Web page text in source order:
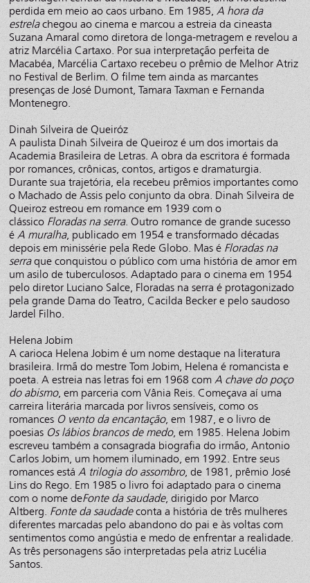
perdida em meio ao caos urbano. Em 1985,A hora da
estrelachegou ao cinema e marcou a estreia da cineasta
Suzana Amaral como diretora de longa-metragem e revelou a
atriz Marcélia Cartaxo. Por sua interpretação perfeita de
Macabéa, Marcélia Cartaxo recebeu o prêmio de Melhor Atriz
no Festival de Berlim. O filme tem ainda as marcantes
presenças de José Dumont, Tamara Taxman e Fernanda
Montenegro.
Dinah Silveira de Queiróz
A paulista Dinah Silveira de Queiroz é um dos imortais da
Academia Brasileira de Letras. A obra da escritora é formada
por romances, crônicas, contos, artigos e dramaturgia.
Durante sua trajetória, ela recebeu prêmios importantes como
o Machado de Assis pelo conjunto da obra. Dinah Silveira de
Queiroz estreou em romance em 1939 com o
clássico Floradas na serra. Outro romance de grande sucesso
éA muralha, publicado em 1954 e transformado décadas
depois em minissérie pela Rede Globo. Mas é Floradas na
serraque conquistou o público com uma história de amor em
um asilo de tuberculosos. Adaptado para o cinema em 1954
pelo diretor Luciano Salce, Floradas na serra é protagonizado
pela grande Dama do Teatro, Cacilda Becker e pelo saudoso
Jardel Filho.
Helena Jobim
A carioca Helena Jobim é um nome destaque na literatura
brasileira. Irmã do mestre Tom Jobim, Helena é romancista e
poeta. A estreia nas letras foi em 1968 comA chave do poço
do abismo, em parceria com Vânia Reis. Começava aí uma
carreira literária marcada por livros sensíveis, como os
romances O vento da encantação, em 1987, e o livro de
poesias Os lábios brancos de medo, em 1985. Helena Jobim
escreveu também a consagrada biografia do irmão, Antonio
Carlos Jobim, um homem iluminado, em 1992. Entre seus
romances estáA trilogia do assombro, de 1981, prêmio José
Lins do Rego. Em 1985 o livro foi adaptado para o cinema
com o nome deFonte da saudade, dirigido por Marco
Altberg.Fonte da saudadeconta a história de três mulheres
diferentes marcadas pelo abandono do pai e às voltas com
sentimentos como angústia e medo de enfrentar a realidade.
As três personagens são interpretadas pela atriz Lucélia
Santos.